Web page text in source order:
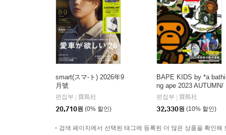
smart(スマ-ト) 2026年9
月號
편집부
寶島社
20,710원 (0% 할인)
BAPE KIDS by *a bathi
ng ape 2023 AUTUMN/
WINTER COLLECTION
じゃばら式CAMOスマ
ホショルダ-&マイロコ
편집부
寶島社
32,330원 (10% 할인)
검색 페이지에서 선택된 태그에 등록된 더 많은 상품을 확인해